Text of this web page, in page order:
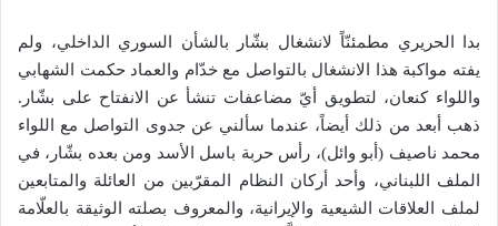
بدا الحريري مطمئنّاً لانشغال بشّار بالشأن السوري الداخلي، ولم
يفته مواكبة هذا الانشغال بالتواصل مع خدّام والعماد حكمت الشهابي
واللواء كنعان، لتطويق أيّ مضاعفات تنشأ عن الانفتاح على بشّار.
ذهب أبعد من ذلك أيضاً، عندما سألني عن جدوى التواصل مع اللواء
محمد ناصيف (أبو وائل)، رأس حربة باسل الأسد ومن بعده بشّار، في
الملف اللبناني، وأحد أركان النظام المقرّبين من العائلة والمتابعين
لملف العلاقات الشيعية والإيرانية، والمعروف بصلته الوثيقة بالعلّامة